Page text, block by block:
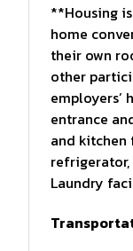
**Housing
home
their own
other
employers’
entrance
and kitchen
refrigerator,
Laundry